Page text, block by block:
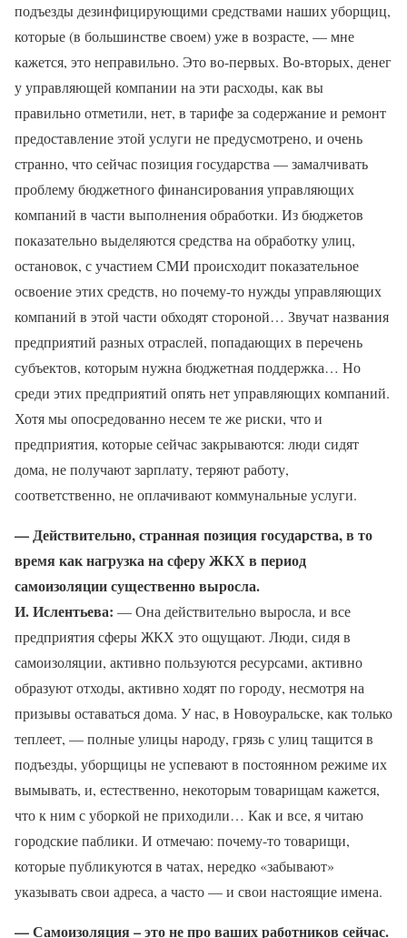
подъезды дезинфицирующими средствами наших уборщиц,
которые (в большинстве своем) уже в возрасте, — мне
кажется, это неправильно. Это во-первых. Во-вторых, денег
у управляющей компании на эти расходы, как вы
правильно отметили, нет, в тарифе за содержание и ремонт
предоставление этой услуги не предусмотрено, и очень
странно, что сейчас позиция государства — замалчивать
проблему бюджетного финансирования управляющих
компаний в части выполнения обработки. Из бюджетов
показательно выделяются средства на обработку улиц,
остановок, с участием СМИ происходит показательное
освоение этих средств, но почему-то нужды управляющих
компаний в этой части обходят стороной… Звучат названия
предприятий разных отраслей, попадающих в перечень
субъектов, которым нужна бюджетная поддержка… Но
среди этих предприятий опять нет управляющих компаний.
Хотя мы опосредованно несем те же риски, что и
предприятия, которые сейчас закрываются: люди сидят
дома, не получают зарплату, теряют работу,
соответственно, не оплачивают коммунальные услуги.
— Действительно, странная позиция государства, в то
время как нагрузка на сферу ЖКХ в период
самоизоляции существенно выросла.
И. Ислентьева: — Она действительно выросла, и все
предприятия сферы ЖКХ это ощущают. Люди, сидя в
самоизоляции, активно пользуются ресурсами, активно
образуют отходы, активно ходят по городу, несмотря на
призывы оставаться дома. У нас, в Новоуральске, как только
теплеет, — полные улицы народу, грязь с улиц тащится в
подъезды, уборщицы не успевают в постоянном режиме их
вымывать, и, естественно, некоторым товарищам кажется,
что к ним с уборкой не приходили… Как и все, я читаю
городские паблики. И отмечаю: почему-то товарищи,
которые публикуются в чатах, нередко «забывают»
указывать свои адреса, а часто — и свои настоящие имена.
— Самоизоляция – это не про ваших работников сейчас.